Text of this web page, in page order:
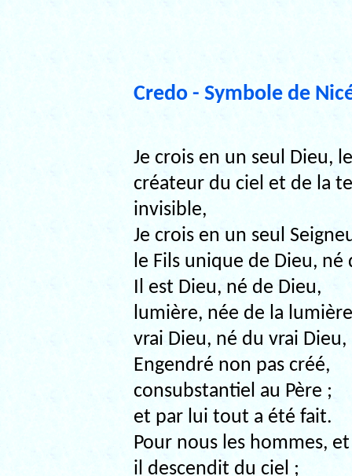
Credo - Symbole de
Je crois en un seul Dieu,
créateur du ciel et de la
invisible,
Je crois en un seul
le Fils unique de Dieu, né
Il est Dieu, né de Dieu,
lumière, née de la
vrai Dieu, né du vrai Dieu,
Engendré non pas créé,
consubstantiel au Père ;
et par lui tout a été fait.
Pour nous les hommes,
il descendit du ciel ;